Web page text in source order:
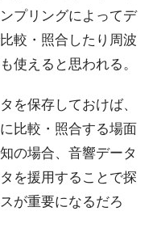
プリングによってデ
較・照合したり周波
使えると思われる。
を保存しておけば、
比較・照合する場面
の場合、音響データ
を援用することで探
が重要になるだろ